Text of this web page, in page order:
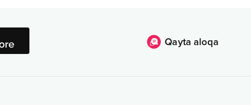
Qayta aloqa